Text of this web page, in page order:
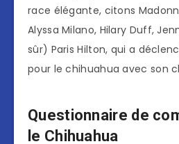
race élégante, citons
Alyssa Milano, Hilary Duff,
sûr) Paris Hilton, qui a
pour le chihuahua avec son
Questionnaire de
le Chihuahua